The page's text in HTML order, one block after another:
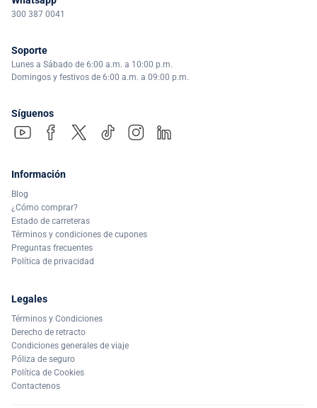
300 387 0041
Soporte
Lunes a Sábado de 6:00 a.m. a 10:00 p.m.
Domingos y festivos de 6:00 a.m. a 09:00 p.m.
Síguenos
Información
Blog
¿Cómo comprar?
Estado de carreteras
Términos y condiciones de cupones
Preguntas frecuentes
Política de privacidad
Legales
Términos y Condiciones
Derecho de retracto
Condiciones generales de viaje
Póliza de seguro
Política de Cookies
Contactenos